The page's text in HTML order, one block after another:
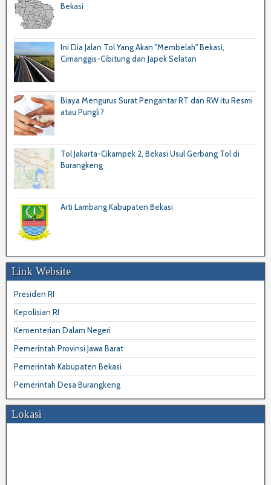
Bekasi
Ini Dia Jalan Tol Yang Akan "Membelah" Bekasi,
Cimanggis-Cibitung dan Japek Selatan
Biaya Mengurus Surat Pengantar RT dan RW itu Resmi
atau Pungli?
Tol Jakarta-Cikampek 2, Bekasi Usul Gerbang Tol di
Burangkeng
Arti Lambang Kabupaten Bekasi
Link Website
Presiden RI
Kepolisian RI
Kementerian Dalam Negeri
Pemerintah Provinsi Jawa Barat
Pemerintah Kabupaten Bekasi
Pemerintah Desa Burangkeng
Lokasi